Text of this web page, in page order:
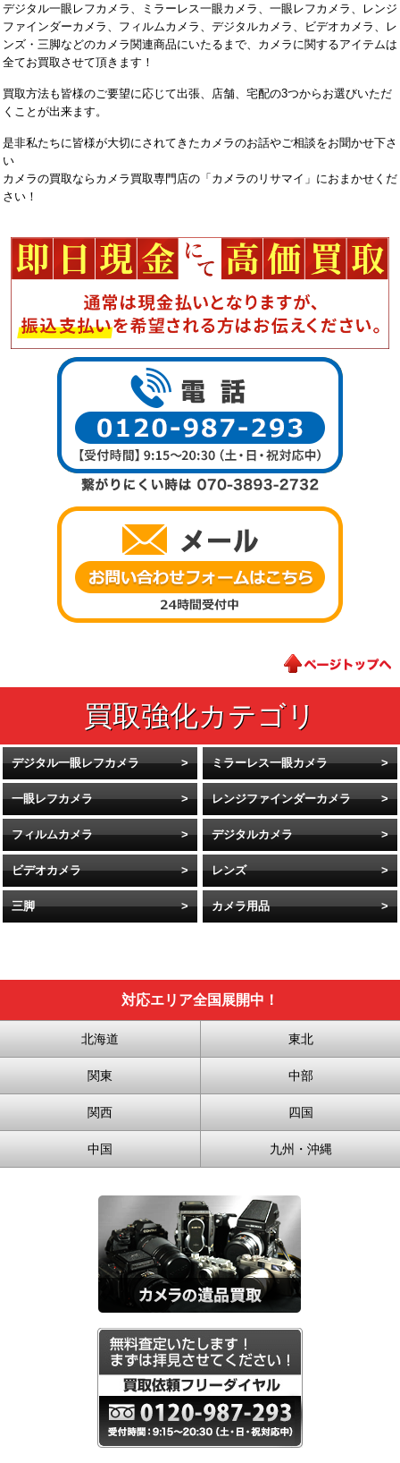
デジタル一眼レフカメラ、ミラーレス一眼カメラ、一眼レフカメラ、レンジ
ファインダーカメラ、フィルムカメラ、デジタルカメラ、ビデオカメラ、レ
ンズ・三脚などのカメラ関連商品にいたるまで、カメラに関するアイテムは
全てお買取させて頂きます！
買取方法も皆様のご要望に応じて出張、店舗、宅配の3つからお選びいただ
くことが出来ます。
是非私たちに皆様が大切にされてきたカメラのお話やご相談をお聞かせ下さ
い
カメラの買取ならカメラ買取専門店の「カメラのリサマイ」におまかせくだ
さい！
デジタル一眼レフカメラ ミラーレス一眼カメラ
一眼レフカメラ レンジファインダーカメラ
フィルムカメラ デジタルカメラ
ビデオカメラ レンズ
三脚 カメラ用品
対応エリア全国展開中！
北海道 東北
関東 中部
関西 四国
中国 九州・沖縄